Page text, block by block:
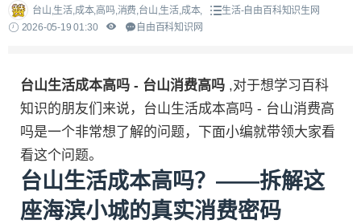
台山,生活,成本,高吗,消费,台山,生活,成本,
生活-自由百科知识生网
2026-05-19 01:30
自由百科知识网
台山生活成本高吗 - 台山消费高吗 ,对于想学习百科
知识的朋友们来说，台山生活成本高吗 - 台山消费高
吗是一个非常想了解的问题，下面小编就带领大家看
看这个问题。
台山生活成本高吗？——拆解这
座海滨小城的真实消费密码